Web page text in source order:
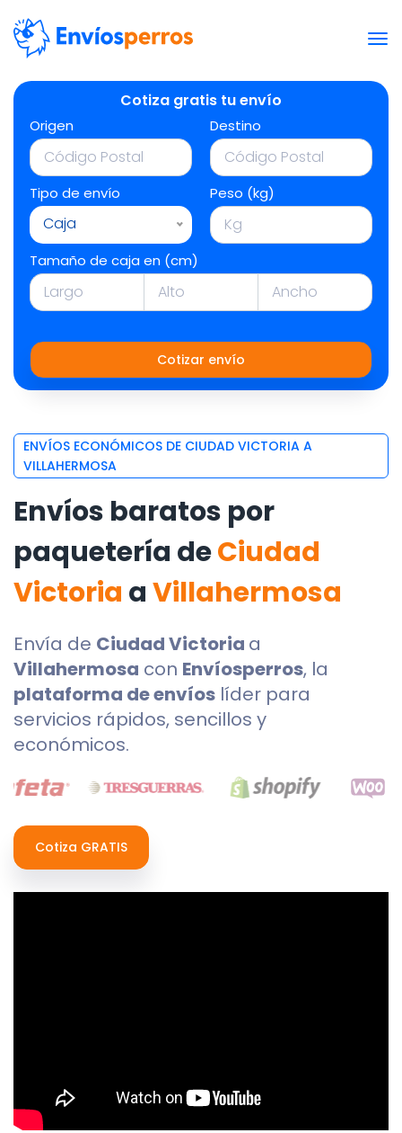
Cotiza gratis tu envío
Origen Destino
Tipo de envío
Caja
Peso (kg)
Tamaño de caja en (cm)
Cotizar envío
ENVÍOS ECONÓMICOS DE CIUDAD VICTORIA A
VILLAHERMOSA
Envíos baratos por
paquetería deCiudad
Victoria aVillahermosa
Envía de Ciudad Victoria a
Villahermosa con Envíosperros, la
plataforma de envíos líder para
servicios rápidos, sencillos y
económicos.
Cotiza GRATIS